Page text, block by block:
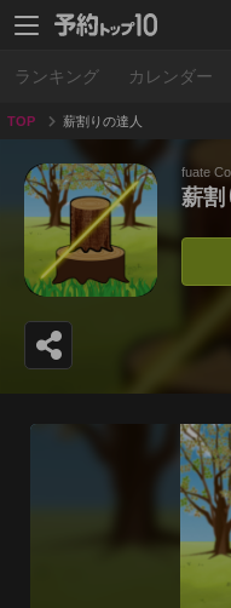
ランキング カレンダー
TOP 薪割りの達人
fuate
薪割